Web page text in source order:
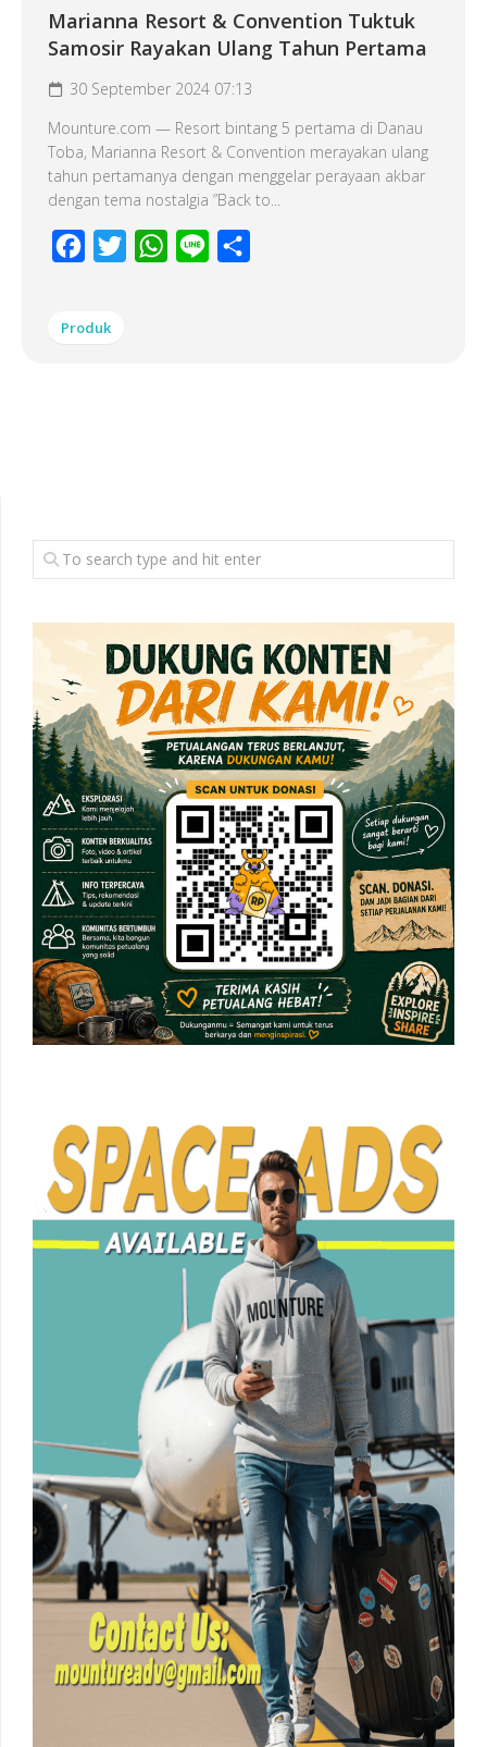
Marianna Resort & Convention Tuktuk
Samosir Rayakan Ulang Tahun Pertama
30 September 2024 07:13
Mounture.com — Resort bintang 5 pertama di Danau
Toba, Marianna Resort & Convention merayakan ulang
tahun pertamanya dengan menggelar perayaan akbar
dengan tema nostalgia ”Back to...
Facebook
Twitter WhatsApp
Line
Produk